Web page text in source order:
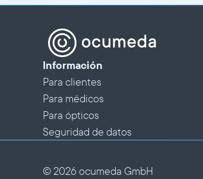
Información
Para clientes
Para médicos
Para ópticos
Seguridad de datos
© 2026 ocumeda GmbH